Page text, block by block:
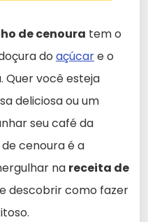
de cenoura tem o
do açúcare o
Quer você esteja
deliciosa ou um
seu café da
cenoura é a
na receita de
e descobrir como fazer